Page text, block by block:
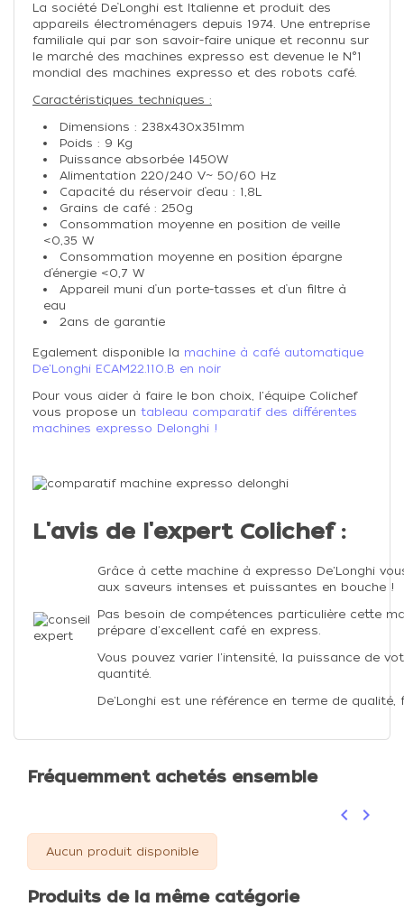
La société De’Longhi est Italienne et produit des
appareils électroménagers depuis 1974. Une entreprise
familiale qui par son savoir-faire unique et reconnu sur
le marché des machines expresso est devenue le N°1
mondial des machines expresso et des robots café.
Caractéristiques techniques :
Dimensions : 238x430x351mm
Poids : 9 Kg
Puissance absorbée 1450W
Alimentation 220/240 V~ 50/60 Hz
Capacité du réservoir d’eau : 1,8L
Grains de café : 250g
Consommation moyenne en position de veille
<0,35 W
Consommation moyenne en position épargne
d’énergie <0,7 W
Appareil muni d’un porte-tasses et d’un filtre à
eau
2ans de garantie
Egalement disponible la machine à café automatique
De'Longhi ECAM22.110.B en noir
Pour vous aider à faire le bon choix, l'équipe Colichef
vous propose un tableau comparatif des différentes
machines expresso Delonghi !
L'avis de l'expert Colichef :
Grâce à cette machine à expresso De'Longhi
aux saveurs intenses et puissantes en bouche !
Pas besoin de compétences particulière cette
prépare d'excellent café en express.
Vous pouvez varier l'intensité, la puissance de
quantité.
De'Longhi est une référence en terme de
Fréquemment achetés ensemble
Précédent
keyboard_arrow_left keyboard_arrow_right
Aucun produit disponible
Produits de la même catégorie